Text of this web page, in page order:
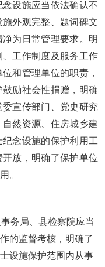
设施应当依法确认不
外观完整、题词碑文
为日常管理要求。明
工作制度及服务工作
和管理单位的职责，
励社会性捐赠，明确
委宣传部门、党史研究
然资源、住房城乡建
念设施的保护利用工
放，明确了保护单位
。
务局、县检察院应当
的监督考核，明确了
设施保护范围内从事